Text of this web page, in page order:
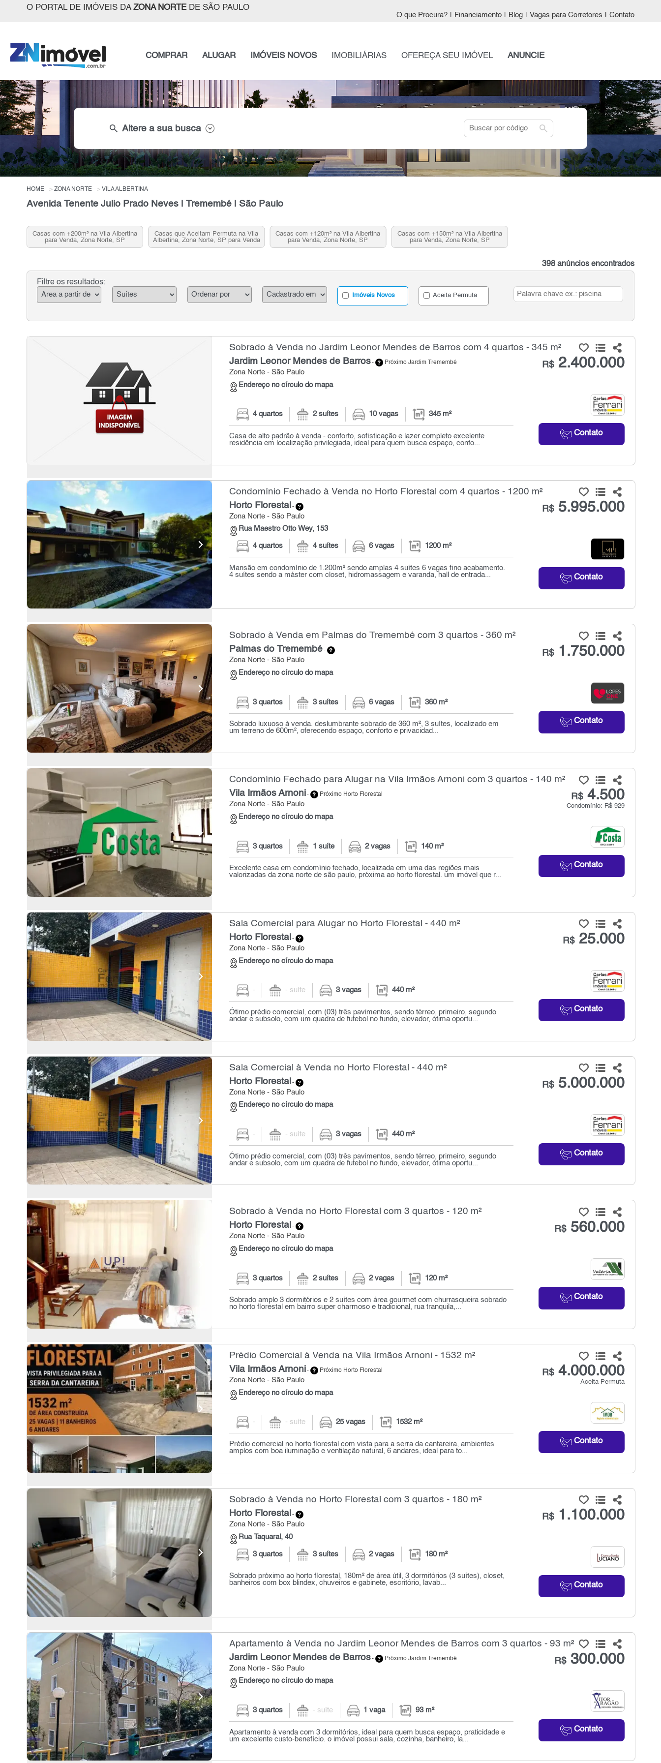
O PORTAL DE IMÓVEIS DA ZONA NORTEDE SÃO PAULO
O que Procura? Financiamento Blog Vagas para Corretores Contato
COMPRAR ALUGAR IMÓVEIS NOVOS IMOBILIÁRIAS OFEREÇA SEU IMÓVEL ANUNCIE
search Altere a sua busca search
HOME ZONA NORTE VILA ALBERTINA
Avenida Tenente Julio Prado Neves | Tremembé | São Paulo
Casas com +200m² na Vila Albertina
para Venda, Zona Norte, SP
Casas que Aceitam Permuta na Vila
Albertina, Zona Norte, SP para Venda
Casas com +120m² na Vila Albertina
para Venda, Zona Norte, SP
Casas com +150m² na Vila Albertina
para Venda, Zona Norte, SP
398 anúncios encontrados
Filtre os resultados:
Imóveis Novos Aceita Permuta
Sobrado à Venda no Jardim Leonor Mendes de Barros com 4 quartos - 345 m²
Jardim Leonor Mendes de Barros- Próximo Jardim Tremembé
Zona Norte - São Paulo
Endereço no círculo do mapa
R$2.400.000
Contato
4 quartos 2 suítes 10 vagas 345 m²
Casa de alto padrão à venda - conforto, sofisticação e lazer completo excelente
residência em localização privilegiada, ideal para quem busca espaço, confo...
Condomínio Fechado à Venda no Horto Florestal com 4 quartos - 1200 m²
Horto Florestal -
Zona Norte - São Paulo
Rua Maestro Otto Wey, 153
R$5.995.000
Contato
4 quartos 4 suítes 6 vagas 1200 m²
Mansão em condomínio de 1.200m² sendo amplas 4 suítes 6 vagas fino acabamento.
4 suítes sendo a máster com closet, hidromassagem e varanda, hall de entrada...
Sobrado à Venda em Palmas do Tremembé com 3 quartos - 360 m²
Palmas do Tremembé-
Zona Norte - São Paulo
Endereço no círculo do mapa
R$1.750.000
Contato
3 quartos 3 suítes 6 vagas 360 m²
Sobrado luxuoso à venda. deslumbrante sobrado de 360 m², 3 suítes, localizado em
um terreno de 600m², oferecendo espaço, conforto e privacidad...
Condomínio Fechado para Alugar na Vila Irmãos Arnoni com 3 quartos - 140 m²
Vila Irmãos Arnoni- Próximo Horto Florestal
Zona Norte - São Paulo
Endereço no círculo do mapa
R$4.500
Condomínio: R$ 929
Contato
3 quartos 1 suíte 2 vagas 140 m²
Excelente casa em condomínio fechado, localizada em uma das regiões mais
valorizadas da zona norte de são paulo, próxima ao horto florestal. um imóvel que r...
Sala Comercial para Alugar no Horto Florestal - 440 m²
Horto Florestal -
Zona Norte - São Paulo
Endereço no círculo do mapa
R$25.000
Contato
- - suíte 3 vagas 440 m²
Ótimo prédio comercial, com (03) três pavimentos, sendo térreo, primeiro, segundo
andar e subsolo, com um quadra de futebol no fundo, elevador, ótima oportu...
Sala Comercial à Venda no Horto Florestal - 440 m²
Horto Florestal -
Zona Norte - São Paulo
Endereço no círculo do mapa
R$5.000.000
Contato
- - suíte 3 vagas 440 m²
Ótimo prédio comercial, com (03) três pavimentos, sendo térreo, primeiro, segundo
andar e subsolo, com um quadra de futebol no fundo, elevador, ótima oportu...
Sobrado à Venda no Horto Florestal com 3 quartos - 120 m²
Horto Florestal -
Zona Norte - São Paulo
Endereço no círculo do mapa
R$560.000
Contato
3 quartos 2 suítes 2 vagas 120 m²
Sobrado amplo 3 dormitórios e 2 suítes com área gourmet com churrasqueira sobrado
no horto florestal em bairro super charmoso e tradicional, rua tranquila,...
Prédio Comercial à Venda na Vila Irmãos Arnoni - 1532 m²
Vila Irmãos Arnoni- Próximo Horto Florestal
Zona Norte - São Paulo
Endereço no círculo do mapa
R$4.000.000
Aceita Permuta
Contato
- - suíte 25 vagas 1532 m²
Prédio comercial no horto florestal com vista para a serra da cantareira, ambientes
amplos com boa iluminação e ventilação natural, 6 andares, ideal para to...
Sobrado à Venda no Horto Florestal com 3 quartos - 180 m²
Horto Florestal -
Zona Norte - São Paulo
Rua Taquaral, 40
R$1.100.000
Contato
3 quartos 3 suítes 2 vagas 180 m²
Sobrado próximo ao horto florestal, 180m² de área útil, 3 dormitórios (3 suítes), closet,
banheiros com box blindex, chuveiros e gabinete, escritório, lavab...
Apartamento à Venda no Jardim Leonor Mendes de Barros com 3 quartos - 93 m²
Jardim Leonor Mendes de Barros- Próximo Jardim Tremembé
Zona Norte - São Paulo
Endereço no círculo do mapa
R$300.000
Contato
3 quartos - suíte 1 vaga 93 m²
Apartamento à venda com 3 dormitórios, ideal para quem busca espaço, praticidade e
um excelente custo-benefício. o imóvel possui sala, cozinha, banheiro, la...